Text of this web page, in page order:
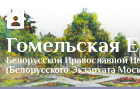
Гомельская
Белорусской Православной
(Белорусского Экзархата